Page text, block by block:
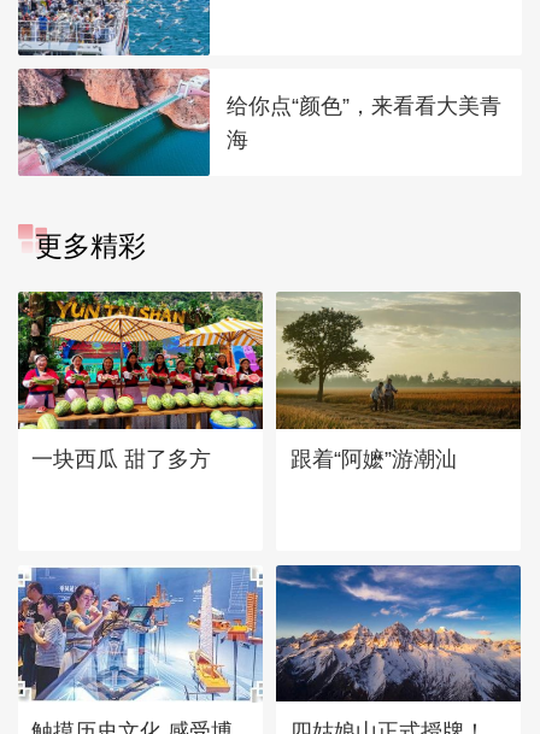
给你点“颜色”，来看看大美青
海
更多精彩
一块西瓜 甜了多方 跟着“阿嬷”游潮汕